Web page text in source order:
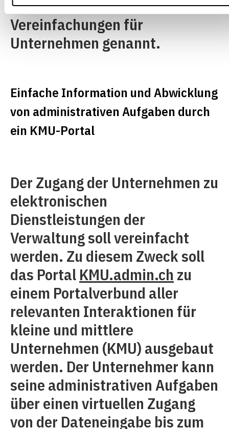
Schritte und die zu erwartenden
Vereinfachungen für
Unternehmen genannt.
Einfache Information und Abwicklung
von administrativen Aufgaben durch
ein KMU-Portal
Der Zugang der Unternehmen zu
elektronischen
Dienstleistungen der
Verwaltung soll vereinfacht
werden. Zu diesem Zweck soll
das Portal KMU.admin.ch zu
einem Portalverbund aller
relevanten Interaktionen für
kleine und mittlere
Unternehmen (KMU) ausgebaut
werden. Der Unternehmer kann
seine administrativen Aufgaben
über einen virtuellen Zugang
von der Dateneingabe bis zum